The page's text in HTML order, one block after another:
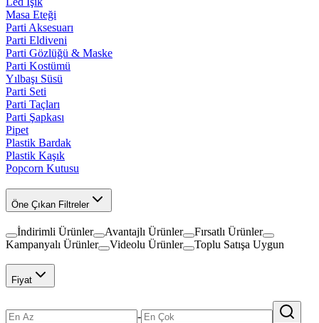
Masa Eteği
Parti Aksesuarı
Parti Eldiveni
Parti Gözlüğü & Maske
Parti Kostümü
Yılbaşı Süsü
Parti Seti
Parti Taçları
Parti Şapkası
Pipet
Plastik Bardak
Plastik Kaşık
Popcorn Kutusu
Öne Çıkan Filtreler
İndirimli Ürünler Avantajlı Ürünler
Fırsatlı Ürünler
Kampanyalı Ürünler
Videolu Ürünler Toplu Satışa Uygun
Fiyat
-